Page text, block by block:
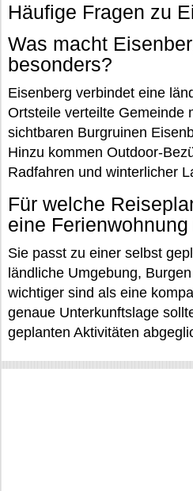
Häufige Fragen zu
Was macht
besonders?
Eisenberg verbindet eine
Ortsteile verteilte Gemeinde
sichtbaren Burgruinen
Hinzu kommen Outdoor-
Radfahren und winterlicher
Für welche
eine
Sie passt zu einer selbst
ländliche Umgebung,
wichtiger sind als eine
genaue Unterkunftslage
geplanten Aktivitäten